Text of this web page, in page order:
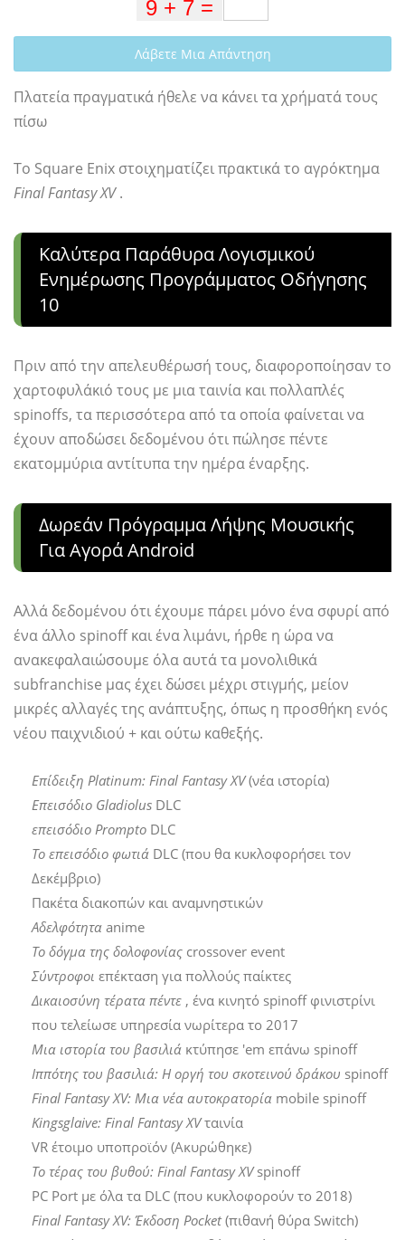
Λάβετε Μια Απάντηση
Πλατεία πραγματικά ήθελε να κάνει τα χρήματά τους
πίσω
Το Square Enix στοιχηματίζει πρακτικά το αγρόκτημα
Final Fantasy XV.
Καλύτερα Παράθυρα Λογισμικού
Ενημέρωσης Προγράμματος Οδήγησης
10
Πριν από την απελευθέρωσή τους, διαφοροποίησαν το
χαρτοφυλάκιό τους με μια ταινία και πολλαπλές
spinoffs, τα περισσότερα από τα οποία φαίνεται να
έχουν αποδώσει δεδομένου ότι πώλησε πέντε
εκατομμύρια αντίτυπα την ημέρα έναρξης.
Δωρεάν Πρόγραμμα Λήψης Μουσικής
Για Αγορά Android
Αλλά δεδομένου ότι έχουμε πάρει μόνο ένα σφυρί από
ένα άλλο spinoff και ένα λιμάνι, ήρθε η ώρα να
ανακεφαλαιώσουμε όλα αυτά τα μονολιθικά
subfranchise μας έχει δώσει μέχρι στιγμής, μείον
μικρές αλλαγές της ανάπτυξης, όπως η προσθήκη ενός
νέου παιχνιδιού + και ούτω καθεξής.
Επίδειξη Platinum: Final Fantasy XV (νέα ιστορία)
Επεισόδιο Gladiolus DLC
επεισόδιο Prompto DLC
Το επεισόδιο φωτιά DLC (που θα κυκλοφορήσει τον
Δεκέμβριο)
Πακέτα διακοπών και αναμνηστικών
Αδελφότητα anime
Το δόγμα της δολοφονίας crossover event
Σύντροφοι επέκταση για πολλούς παίκτες
Δικαιοσύνη τέρατα πέντε , ένα κινητό spinoff φινιστρίνι
που τελείωσε υπηρεσία νωρίτερα το 2017
Μια ιστορία του βασιλιά κτύπησε 'em επάνω spinoff
Ιππότης του βασιλιά: Η οργή του σκοτεινού δράκου spinoff
Final Fantasy XV: Μια νέα αυτοκρατορία mobile spinoff
Kingsglaive: Final Fantasy XVταινία
VR έτοιμο υποπροϊόν (Ακυρώθηκε)
Το τέρας του βυθού: Final Fantasy XVspinoff
PC Port με όλα τα DLC (που κυκλοφορούν το 2018)
Final Fantasy XV: Έκδοση Pocket(πιθανή θύρα Switch)